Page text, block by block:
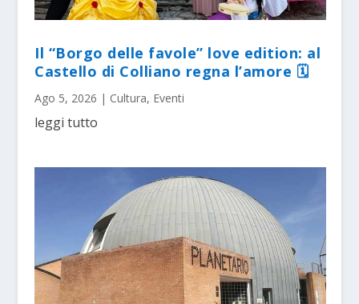
Il “Borgo delle favole” love edition: al
Castello di Colliano regna l’amore 🗓
Ago 5, 2026 | Cultura, Eventi
leggi tutto